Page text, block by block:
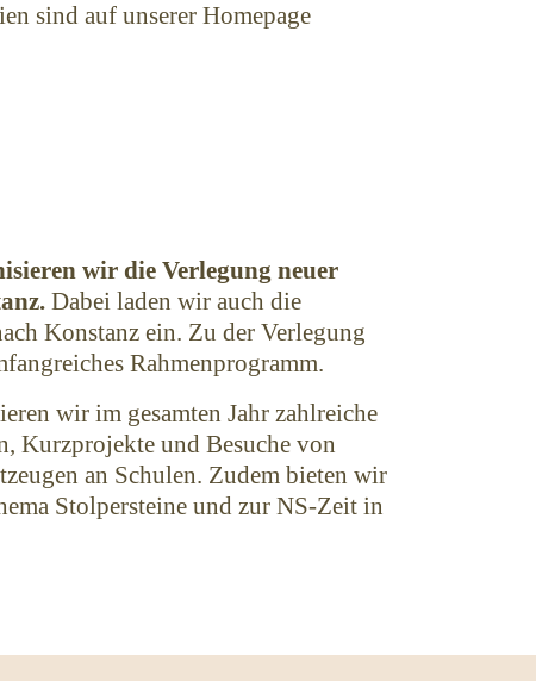
sind auf unserer Homepage
wir die Verlegung neuer
Dabei laden wir auch die
Konstanz ein. Zu der Verlegung
Rahmenprogramm.
wir im gesamten Jahr zahlreiche
Kurzprojekte und Besuche von
an Schulen. Zudem bieten wir
Stolpersteine und zur NS-Zeit in